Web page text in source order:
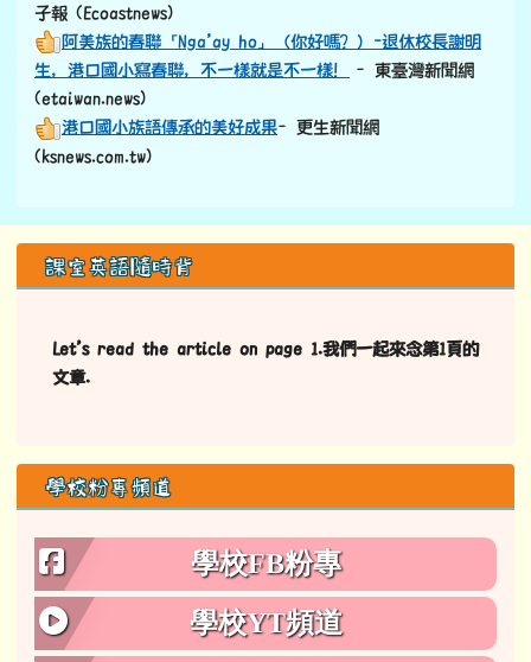
子報 (Ecoastnews)
阿美族的春聯「Nga’ay ho」（你好嗎？）-退休校長謝明
生，港口國小寫春聯，不一樣就是不一樣！ –東臺灣新聞網
(etaiwan.news)
港口國小族語傳承的美好成果–更生新聞網
(ksnews.com.tw)
左邊區域內容
課室英語隨時背
Let’s read the article on page 1.我們一起來念第1頁的
文章.
學校粉專頻道
學校FB粉專
學校YT頻道